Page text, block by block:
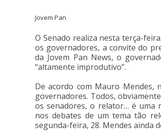
Jovem Pan
O Senado realiza nesta terça-
os governadores, a convite do
da Jovem Pan News, o
“altamente improdutivo”.
De acordo com Mauro Mendes,
governadores. Todos,
os senadores, o relator… é uma
nos debates de um tema tão
segunda-feira, 28. Mendes ainda